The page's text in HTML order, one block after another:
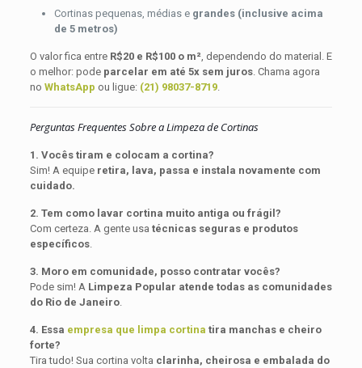
Cortinas pequenas, médias e grandes (inclusive acima
de 5 metros)
O valor fica entre R$20 e R$100 o m², dependendo do material. E
o melhor: pode parcelar em até 5x sem juros. Chama agora
no WhatsApp ou ligue: (21) 98037-8719.
Perguntas Frequentes Sobre a Limpeza de Cortinas
1. Vocês tiram e colocam a cortina?
Sim! A equipe retira, lava, passa e instala novamente com
cuidado.
2. Tem como lavar cortina muito antiga ou frágil?
Com certeza. A gente usa técnicas seguras e produtos
específicos.
3. Moro em comunidade, posso contratar vocês?
Pode sim! A Limpeza Popular atende todas as comunidades
do Rio de Janeiro.
4. Essa empresa que limpa cortina tira manchas e cheiro
forte?
Tira tudo! Sua cortina volta clarinha, cheirosa e embalada do